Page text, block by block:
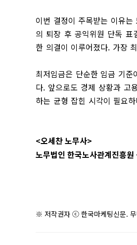
이번 결정이 주목받는 이유는
의 퇴장 후 공익위원 단독 표
한 의결이 이루어졌다. 가장
최저임금은 단순한 임금 기
다. 앞으로도 경제 상황과 고
하는 균형 잡힌 시각이 필요
<오세찬 노무사>
노무법인 한국노사관계진흥
※ 저작권자 ⓒ 한국마케팅신문. 무